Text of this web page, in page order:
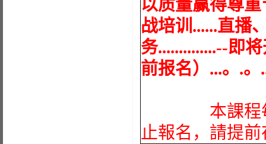
以质量赢得尊
战培训......直播
务..............--即
前报名）...。.。
本課程每期
止報名，請提